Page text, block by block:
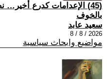
(45) الإعدامات كدرع أخير…
بالخوف
سعيد عابد
2026 / 8 / 8
مواضيع وابحاث سياسية